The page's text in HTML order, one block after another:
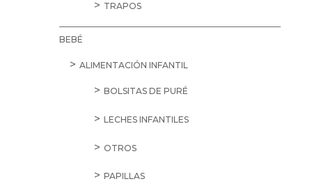
TRAPOS
BEBÉ
ALIMENTACIÓN INFANTIL
BOLSITAS DE PURÉ
LECHES INFANTILES
OTROS
PAPILLAS